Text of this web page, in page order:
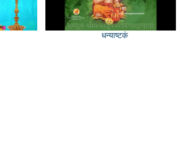
धन्याष्टकं